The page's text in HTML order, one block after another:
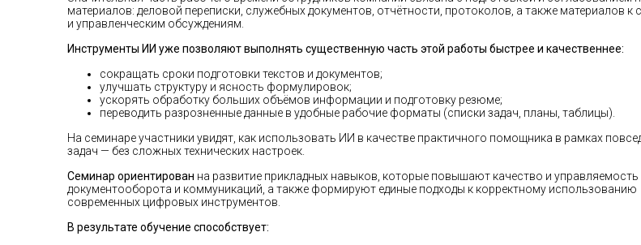
материалов: деловой переписки, служебных документов, отчётности, протоколов, а также материалов к
и управленческим обсуждениям.
Инструменты ИИ уже позволяют выполнять существенную часть этой работы быстрее и качественнее:
сокращать сроки подготовки текстов и документов;
улучшать структуру и ясность формулировок;
ускорять обработку больших объёмов информации и подготовку резюме;
переводить разрозненные данные в удобные рабочие форматы (списки задач, планы, таблицы).
На семинаре участники увидят, как использовать ИИ в качестве практичного помощника в рамках
задач — без сложных технических настроек.
Семинар ориентирован на развитие прикладных навыков, которые повышают качество и управляемость
документооборота и коммуникаций, а также формируют единые подходы к корректному использованию
современных цифровых инструментов.
В результате обучение способствует: